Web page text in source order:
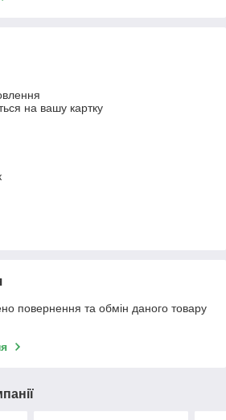
на вашу картку
повернення та обмін даного товару